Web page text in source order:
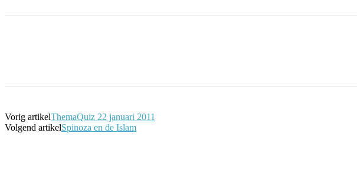
Vorig artikelThemaQuiz 22 januari 2011
Volgend artikelSpinoza en de Islam